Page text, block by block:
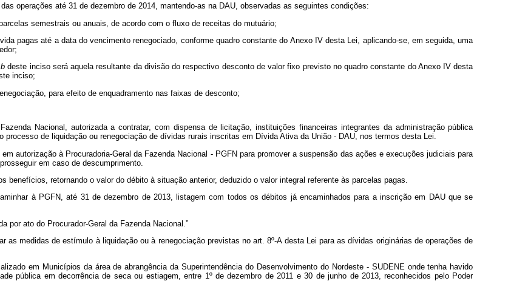
operações até 31 de dezembro de 2014, mantendo-as na DAU, observadas as seguintes condições:
semestrais ou anuais, de acordo com o fluxo de receitas do mutuário;
pagas até a data do vencimento renegociado, conforme quadro constante do Anexo IV desta Lei, aplicando-se, em seguida, uma
bdeste inciso será aquela resultante da divisão do respectivo desconto de valor fixo previsto no quadro constante do Anexo IV desta
inciso;
para efeito de enquadramento nas faixas de desconto;
Nacional, autorizada a contratar, com dispensa de licitação, instituições financeiras integrantes da administração pública
de liquidação ou renegociação de dívidas rurais inscritas em Dívida Ativa da União - DAU, nos termos desta Lei.
autorização à Procuradoria-Geral da Fazenda Nacional - PGFN para promover a suspensão das ações e execuções judiciais para
em caso de descumprimento.
benefícios, retornando o valor do débito à situação anterior, deduzido o valor integral referente às parcelas pagas.
à PGFN, até 31 de dezembro de 2013, listagem com todos os débitos já encaminhados para a inscrição em DAU que se
por ato do Procurador-Geral da Fazenda Nacional.”
as medidas de estímulo à liquidação ou à renegociação previstas no art. 8º-A desta Lei para as dívidas originárias de operações de
em Municípios da área de abrangência da Superintendência do Desenvolvimento do Nordeste - SUDENE onde tenha havido
pública em decorrência de seca ou estiagem, entre 1º de dezembro de 2011 e 30 de junho de 2013, reconhecidos pelo Poder